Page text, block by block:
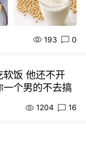
193 0
软饭 他还不开
个男的不去搞
1204 16